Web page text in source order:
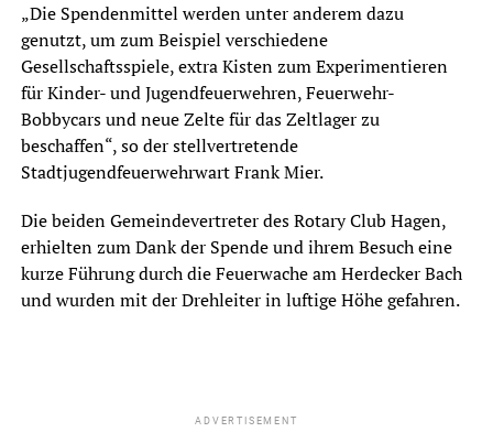
„Die Spendenmittel werden unter anderem dazu
genutzt, um zum Beispiel verschiedene
Gesellschaftsspiele, extra Kisten zum Experimentieren
für Kinder- und Jugendfeuerwehren, Feuerwehr-
Bobbycars und neue Zelte für das Zeltlager zu
beschaffen“, so der stellvertretende
Stadtjugendfeuerwehrwart Frank Mier.
Die beiden Gemeindevertreter des Rotary Club Hagen,
erhielten zum Dank der Spende und ihrem Besuch eine
kurze Führung durch die Feuerwache am Herdecker Bach
und wurden mit der Drehleiter in luftige Höhe gefahren.
ADVERTISEMENT